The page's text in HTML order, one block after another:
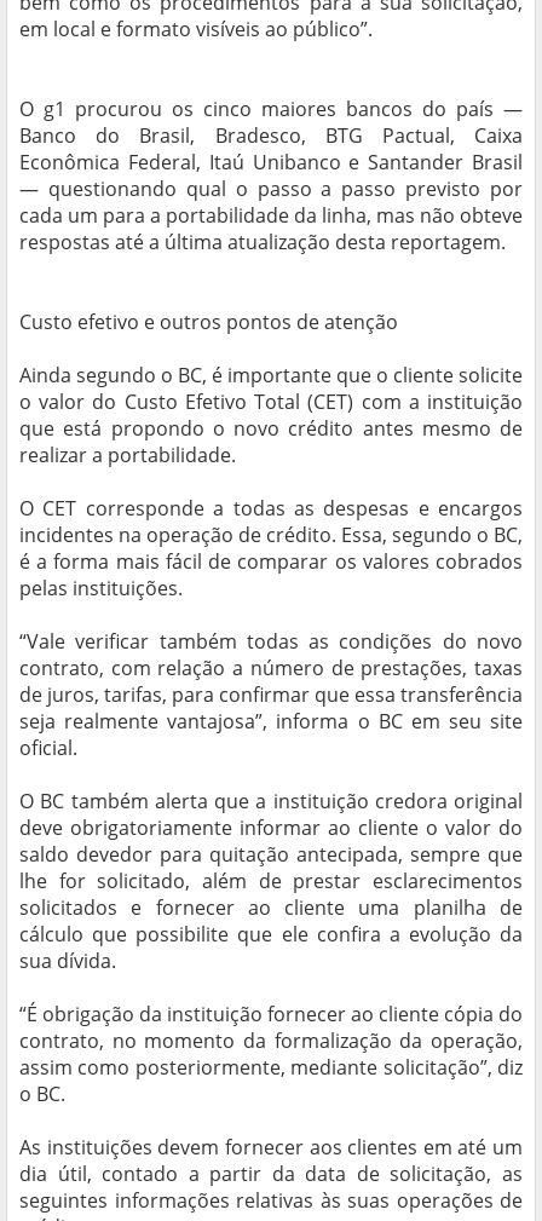
em local e formato visíveis ao público”.
O g1 procurou os cinco maiores bancos do país —
Banco do Brasil, Bradesco, BTG Pactual, Caixa
Econômica Federal, Itaú Unibanco e Santander Brasil
— questionando qual o passo a passo previsto por
cada um para a portabilidade da linha, mas não obteve
respostas até a última atualização desta reportagem.
Custo efetivo e outros pontos de atenção
Ainda segundo o BC, é importante que o cliente solicite
o valor do Custo Efetivo Total (CET) com a instituição
que está propondo o novo crédito antes mesmo de
realizar a portabilidade.
O CET corresponde a todas as despesas e encargos
incidentes na operação de crédito. Essa, segundo o BC,
é a forma mais fácil de comparar os valores cobrados
pelas instituições.
“Vale verificar também todas as condições do novo
contrato, com relação a número de prestações, taxas
de juros, tarifas, para confirmar que essa transferência
seja realmente vantajosa”, informa o BC em seu site
oficial.
O BC também alerta que a instituição credora original
deve obrigatoriamente informar ao cliente o valor do
saldo devedor para quitação antecipada, sempre que
lhe for solicitado, além de prestar esclarecimentos
solicitados e fornecer ao cliente uma planilha de
cálculo que possibilite que ele confira a evolução da
sua dívida.
“É obrigação da instituição fornecer ao cliente cópia do
contrato, no momento da formalização da operação,
assim como posteriormente, mediante solicitação”, diz
o BC.
As instituições devem fornecer aos clientes em até um
dia útil, contado a partir da data de solicitação, as
seguintes informações relativas às suas operações de